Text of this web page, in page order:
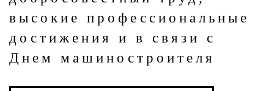
высокие профессиональные
достижения и в связи с
Днем машиностроителя